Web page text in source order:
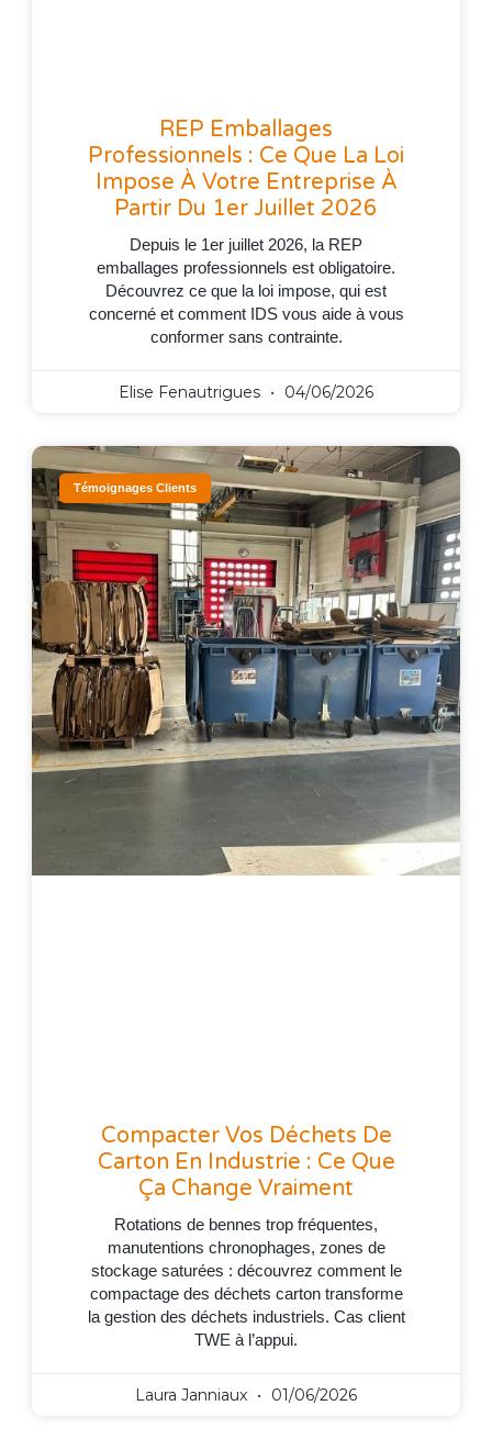
REP Emballages
Professionnels : Ce Que La Loi
Impose À Votre Entreprise À
Partir Du 1er Juillet 2026
Depuis le 1er juillet 2026, la REP
emballages professionnels est obligatoire.
Découvrez ce que la loi impose, qui est
concerné et comment IDS vous aide à vous
conformer sans contrainte.
Elise Fenautrigues 04/06/2026
Témoignages Clients
Compacter Vos Déchets De
Carton En Industrie : Ce Que
Ça Change Vraiment
Rotations de bennes trop fréquentes,
manutentions chronophages, zones de
stockage saturées : découvrez comment le
compactage des déchets carton transforme
la gestion des déchets industriels. Cas client
TWE à l’appui.
Laura Janniaux 01/06/2026